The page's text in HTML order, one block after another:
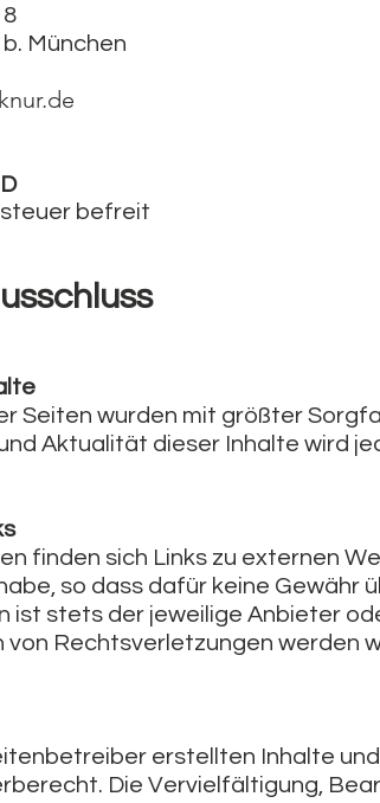
München
befreit
Seiten wurden mit größter
Aktualität dieser Inhalte wird
finden sich Links zu externen
so dass dafür keine Gewähr
ist stets der jeweilige Anbieter
von Rechtsverletzungen werden
erstellten Inhalte
Die Vervielfältigung,